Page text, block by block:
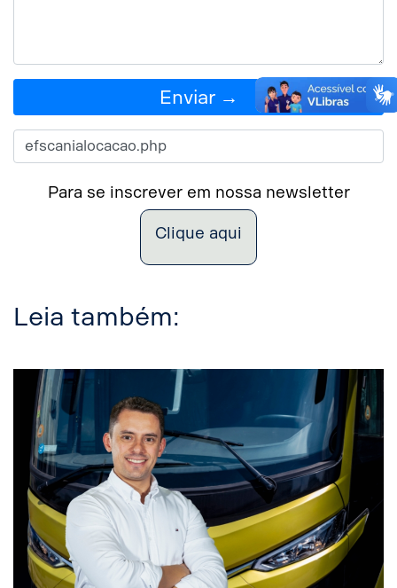
Enviar →
Para se inscrever em nossa newsletter
Clique aqui
Leia também: